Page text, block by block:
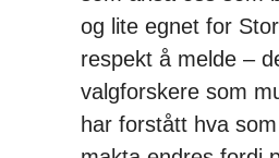
og lite egnet for
respekt å melde –
valgforskere som
har forstått hva